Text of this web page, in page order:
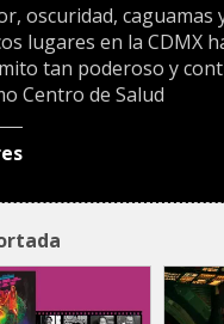
oscuridad, caguamas
lugares en la CDMX
tan poderoso y
Centro de Salud